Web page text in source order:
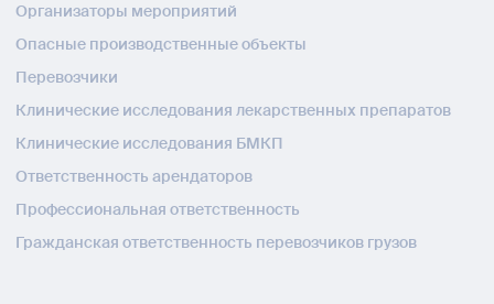
Организаторы мероприятий
Опасные производственные объекты
Перевозчики
Клинические исследования лекарственных препаратов
Клинические исследования БМКП
Ответственность арендаторов
Профессиональная ответственность
Гражданская ответственность перевозчиков грузов